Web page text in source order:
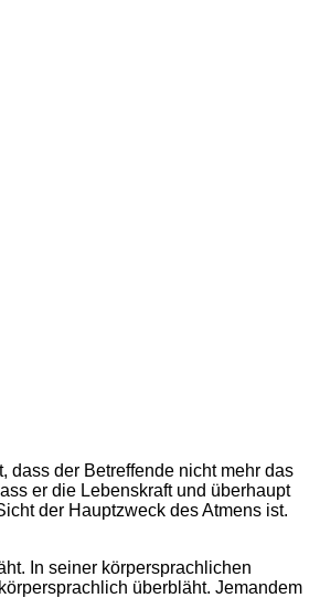
dass der Betreffende nicht mehr das
er die Lebenskraft und überhaupt
der Hauptzweck des Atmens ist.
In seiner körpersprachlichen
überbläht. Jemandem